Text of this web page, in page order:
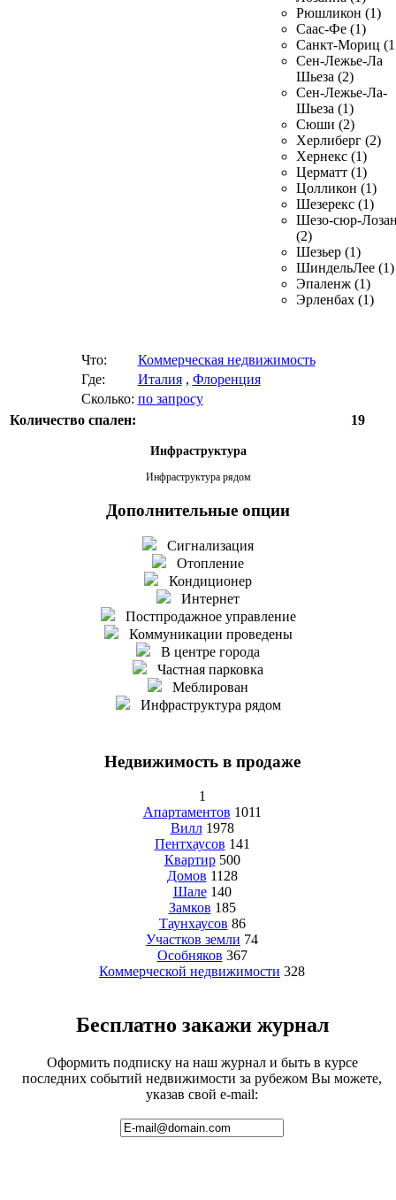
Рюшликон (1)
Саас-Фе (1)
Санкт-Мориц
Сен-Лежье-Ла
Шьеза (2)
Сен-Лежье-Ла-
Шьеза (1)
Сюши (2)
Херлиберг (2)
Хернекс (1)
Церматт (1)
Цолликон (1)
Шезерекс (1)
Шезо-сюр-
(2)
Шезьер (1)
ШиндельЛее (1)
Эпаленж (1)
Эрленбах (1)
Что:
Коммерческая недвижимость
Где:
Италия, Флоренция
Сколько: по запросу
Количество спален:
19
Инфраструктура
Инфраструктура рядом
Дополнительные опции
Сигнализация
Отопление
Кондиционер
Интернет
Постпродажное управление
Коммуникации проведены
В центре города
Частная парковка
Меблирован
Инфраструктура рядом
Недвижимость в продаже
1
Апартаментов 1011
Вилл 1978
Пентхаусов 141
Квартир 500
Домов 1128
Шале 140
Замков 185
Таунхаусов 86
Участков земли 74
Особняков 367
Коммерческой недвижимости 328
Бесплатно закажи журнал
Оформить подписку на наш журнал и быть в курсе
последних событий недвижимости за рубежом Вы можете,
указав свой e-mail: